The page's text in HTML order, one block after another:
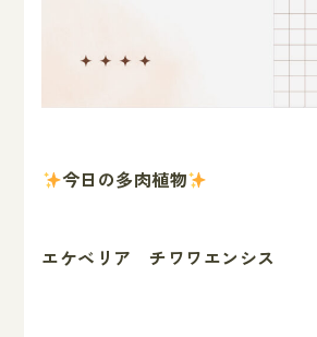
今日の多肉植物
エケベリア チワワエンシス